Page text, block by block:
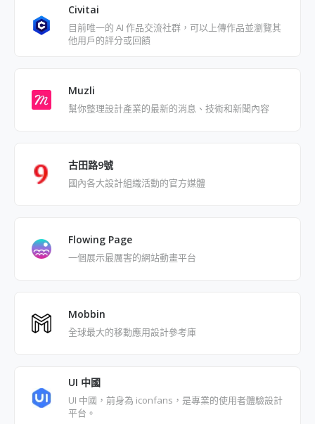
Civitai
目前唯一的 AI 作品交流社群，可以上傳作品並瀏覽其
他用戶的評分或回饋
Muzli
幫你整理設計產業的最新的消息、技術和新聞內容
古田路9號
國內各大設計組織活動的官方媒體
Flowing Page
一個展示最厲害的網站動畫平台
Mobbin
全球最大的移動應用設計參考庫
UI 中國
UI 中國，前身為 iconfans，是專業的使用者體驗設計
平台。